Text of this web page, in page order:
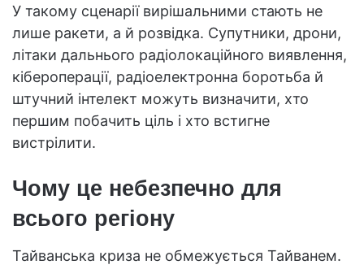
У такому сценарії вирішальними стають не
лише ракети, а й розвідка. Супутники, дрони,
літаки дальнього радіолокаційного виявлення,
кібероперації, радіоелектронна боротьба й
штучний інтелект можуть визначити, хто
першим побачить ціль і хто встигне
вистрілити.
Чому це небезпечно для
всього регіону
Тайванська криза не обмежується Тайванем.